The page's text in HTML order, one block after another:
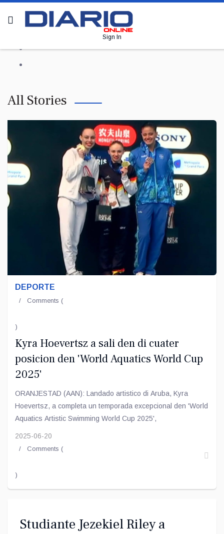
Sign In
All Stories
DEPORTE
Comments (
)
Kyra Hoevertsz a sali den di cuater
posicion den 'World Aquatics World Cup
2025'
ORANJESTAD (AAN): Landado artistico di Aruba, Kyra
Hoevertsz, a completa un temporada excepcional den 'World
Aquatics Artistic Swimming World Cup 2025',
2025-06-20
Comments (
)
Studiante Jezekiel Riley a